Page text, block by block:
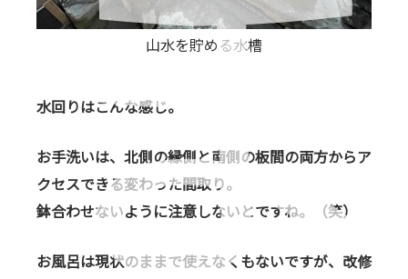
山水を貯める水槽
水回りはこんな感じ。
お手洗いは、北側の縁側と南側の板間の両方からア
クセスできる変わった間取り。
鉢合わせないように注意しないとですね。（笑）
お風呂は現状のままで使えなくもないですが、改修